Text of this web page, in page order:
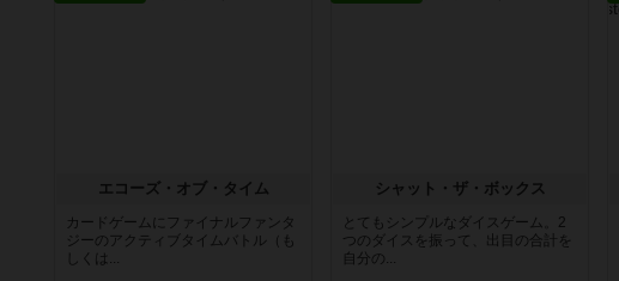
エコーズ・オブ・タイム
カードゲームにファイナルファンタ
ジーのアクティブタイムバトル（も
しくは...
シャット・ザ・ボックス
とてもシンプルなダイスゲーム。2
つのダイスを振って、出目の合計を
自分の...